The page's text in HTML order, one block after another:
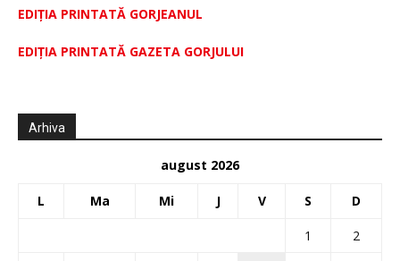
EDIȚIA PRINTATĂ GORJEANUL
EDIŢIA PRINTATĂ GAZETA GORJULUI
Arhiva
august 2026
L Ma Mi J V S D
1
2